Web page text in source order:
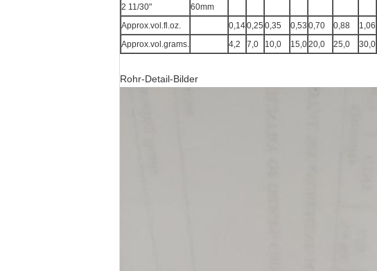
2 11/30" 60mm
Approx.vol.fl.oz.
0,140,25 0,35 0,53 0,70 0,88 1,06
Approx.vol.grams.
4,2 7,0 10,0 15,020,0 25,0 30,0
Rohr-Detail-Bilder